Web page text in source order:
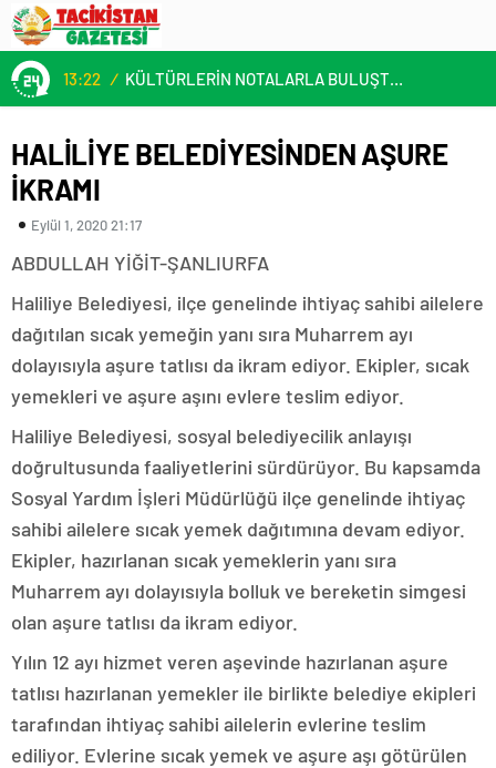
13:22 / KÜLTÜRLERİN NOTALARLA BULUŞTUĞU YER: MİMOZA’M KAFE’DE DOSTLUK RÜZGARI!
HALİLİYE BELEDİYESİNDEN AŞURE
İKRAMI
Eylül 1, 2020 21:17
ABDULLAH YİĞİT-ŞANLIURFA
Haliliye Belediyesi, ilçe genelinde ihtiyaç sahibi ailelere
dağıtılan sıcak yemeğin yanı sıra Muharrem ayı
dolayısıyla aşure tatlısı da ikram ediyor. Ekipler, sıcak
yemekleri ve aşure aşını evlere teslim ediyor.
Haliliye Belediyesi, sosyal belediyecilik anlayışı
doğrultusunda faaliyetlerini sürdürüyor. Bu kapsamda
Sosyal Yardım İşleri Müdürlüğü ilçe genelinde ihtiyaç
sahibi ailelere sıcak yemek dağıtımına devam ediyor.
Ekipler, hazırlanan sıcak yemeklerin yanı sıra
Muharrem ayı dolayısıyla bolluk ve bereketin simgesi
olan aşure tatlısı da ikram ediyor.
Yılın 12 ayı hizmet veren aşevinde hazırlanan aşure
tatlısı hazırlanan yemekler ile birlikte belediye ekipleri
tarafından ihtiyaç sahibi ailelerin evlerine teslim
ediliyor. Evlerine sıcak yemek ve aşure aşı götürülen